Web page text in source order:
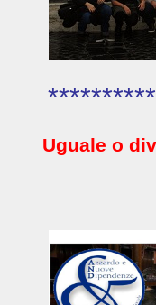
Uguale o